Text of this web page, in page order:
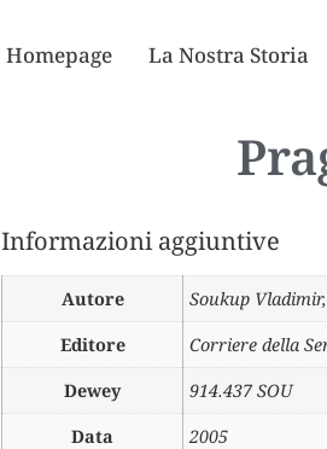
Homepage La Nostra Storia
Informazioni aggiuntive
Autore Soukup Vladimir,
Editore
Corriere della
Dewey
914.437 SOU
Data
2005